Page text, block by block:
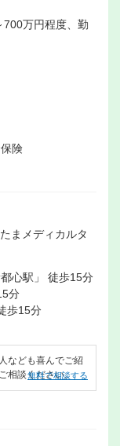
万円程度、勤
険
まメディカルタ
心駅」 徒歩15分
分
歩15分
なども喜んでご紹
相談ください。
無料で相談する